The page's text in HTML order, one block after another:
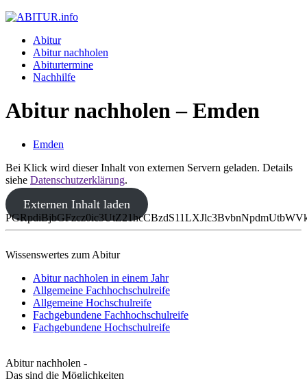
Abitur
Abitur nachholen
Abiturtermine
Nachhilfe
Abitur nachholen – Emden
Emden
Bei Klick wird dieser Inhalt von externen Servern geladen. Details
siehe Datenschutzerklärung.
Externen Inhalt laden
Wissenswertes zum Abitur
Abitur nachholen in einem Jahr
Allgemeine Fachhochschulreife
Allgemeine Hochschulreife
Fachgebundene Fachhochschulreife
Fachgebundene Hochschulreife
Abitur nachholen -
Das sind die Möglichkeiten